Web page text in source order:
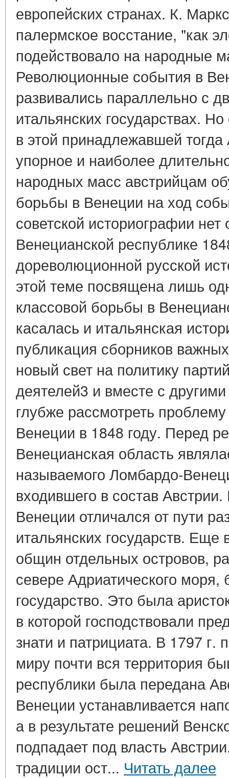
европейских странах. К.
палермское восстание, "как
подействовало на народные
Революционные события в
развивались параллельно с
итальянских государствах.
в этой принадлежавшей
упорное и наиболее
народных масс австрийцам
борьбы в Венеции на ход
советской историографии
Венецианской республике
дореволюционной русской
этой теме посвящена лишь
классовой борьбы в
касалась и итальянская
публикация сборников
новый свет на политику
деятелей3 и вместе с
глубже рассмотреть
Венеции в 1848 году. Перед
Венецианская область
называемого Ломбардо-
входившего в состав
Венеции отличался от пути
итальянских государств. Еще
общин отдельных островов,
севере Адриатического
государство. Это была
в которой господствовали
знати и патрициата. В 1797
миру почти вся территория
республики была передана
Венеции устанавливается
а в результате решений
подпадает под власть
традиции ост... Читать далее